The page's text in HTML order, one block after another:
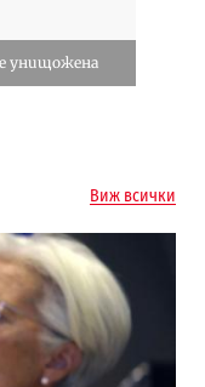
унищожена
Виж всички